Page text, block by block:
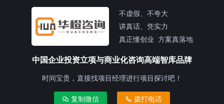
不虚假、不夸大
讲真话、凭实力
真正懂创业 方案真落地
中国企业投资立项与商业化咨询高端智库品牌
时间宝贵，直接找项目经理进行项目探讨吧！
复制微信 拨打电话